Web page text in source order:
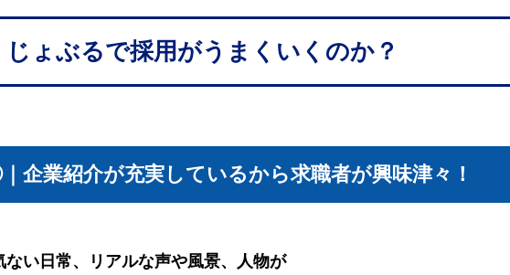
じょぶるで採用がうまくいくのか？
企業紹介が充実しているから求職者が興味津々！
ない日常、リアルな声や風景、人物が